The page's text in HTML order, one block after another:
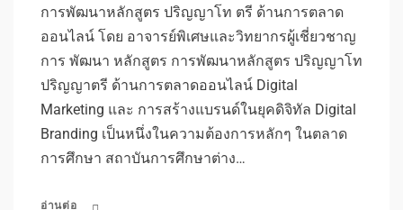
การพัฒนาหลักสูตร ปริญญาโท ตรี ด้านการตลาด
ออนไลน์ โดย อาจารย์พิเศษและวิทยากรผู้เชี่ยวชาญ
การ พัฒนา หลักสูตร การพัฒนาหลักสูตร ปริญญาโท
ปริญญาตรี ด้านการตลาดออนไลน์ Digital
Marketing และ การสร้างแบรนด์ในยุคดิจิทัล Digital
Branding เป็นหนึ่งในความต้องการหลักๆ ในตลาด
การศึกษา สถาบันการศึกษาต่าง…
อ่านต่อ